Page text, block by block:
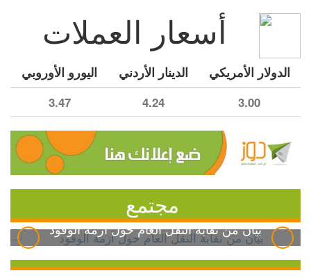
أسعار العملات
الدولار الأمريكي الدينار الأردني اليورو الأوروبي
3.00
4.24
3.47
مجتمع
بيان من نقابة النقل العام حول أزمة الوقود